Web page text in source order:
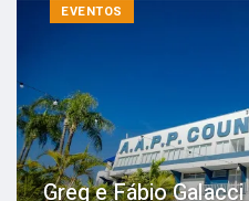
EVENTOS
Greg e Fábio